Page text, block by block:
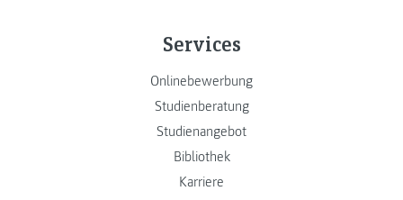
Services
Onlinebewerbung
Studienberatung
Studienangebot
Bibliothek
Karriere